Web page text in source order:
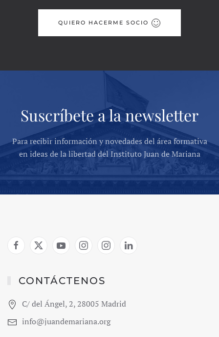
QUIERO HACERME SOCIO
Suscríbete a la newsletter
Para recibir información y novedades del área formativa
en ideas de la libertad del Instituto Juan de Mariana
CONTÁCTENOS
C/ del Ángel, 2, 28005 Madrid
info@juandemariana.org